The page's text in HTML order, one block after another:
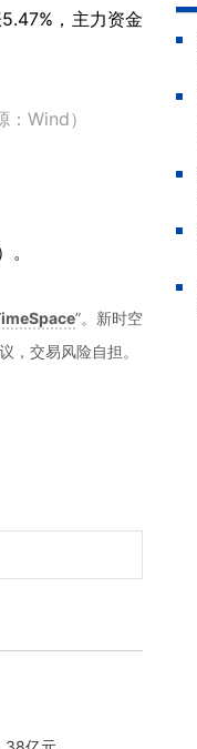
，主力资金
：Wind）
”。新时空
，交易风险自担。